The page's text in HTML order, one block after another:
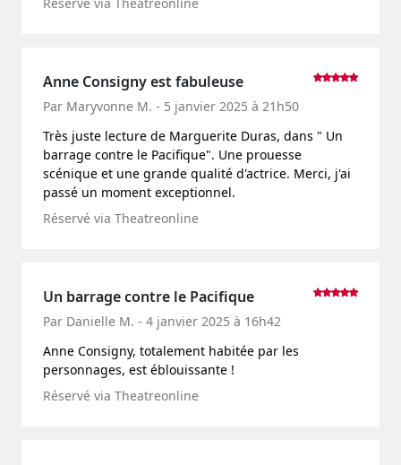
Anne Consigny est fabuleuse
Par Maryvonne M. - 5 janvier 2025 à 21h50
Très juste lecture de Marguerite Duras, dans " Un
barrage contre le Pacifique". Une prouesse
scénique et une grande qualité d'actrice. Merci, j'ai
passé un moment exceptionnel.
Réservé via Theatreonline
Un barrage contre le Pacifique
Par Danielle M. - 4 janvier 2025 à 16h42
Anne Consigny, totalement habitée par les
personnages, est éblouissante !
Réservé via Theatreonline